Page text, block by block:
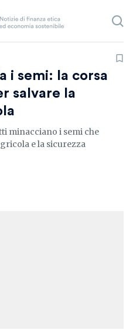
i semi: la corsa
salvare la
minacciano i semi che
e la sicurezza